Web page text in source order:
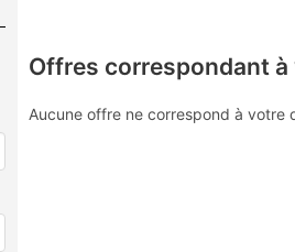
Offres correspondant
Aucune offre ne correspond à votre